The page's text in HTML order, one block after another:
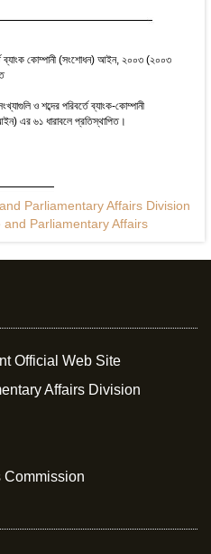
ব্যাংক কোম্পানী (সংশোধন) আইন, ২০০৩ (২০০৩
ও শব্দের পরিবর্তে ব্যাংক-কোম্পানী
এর ৬১ ধারাবলে প্রতিস্থাপিত।
Parliamentary Affairs Division
Parliamentary Affairs
Official Web Site
Affairs Division
Commission